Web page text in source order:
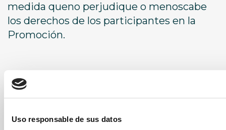
Uso responsable de sus datos
medida queno perjudique o menoscabe
los derechos de los participantes en la
Promoción.
13.- Jurisdicción competente.
La interpretación y el incumplimiento de
las presentes Bases se regirán por la